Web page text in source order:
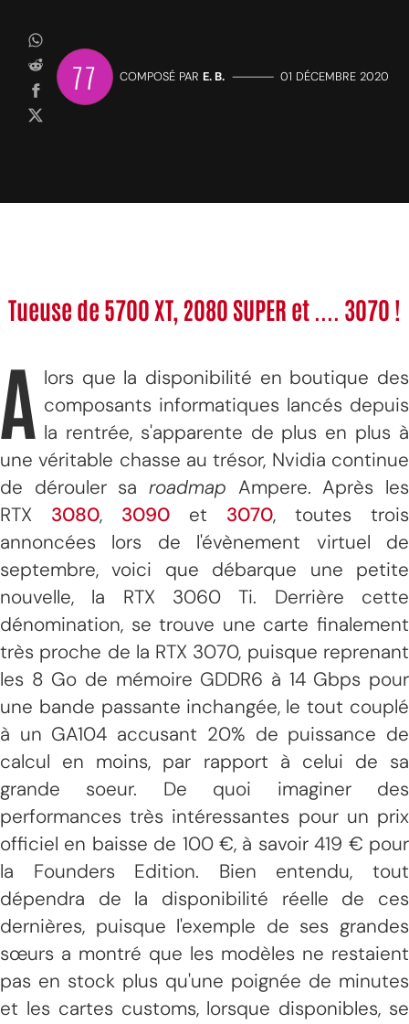
77 COMPOSÉ PAR E. B. ————— 01 DÉCEMBRE 2020
Tueuse de 5700 XT, 2080 SUPER et .... 3070 !
A lors que la disponibilité en boutique des
composants informatiques lancés depuis
la rentrée, s'apparente de plus en plus à
une véritable chasse au trésor, Nvidia continue
de dérouler sa roadmap Ampere. Après les
RTX 3080, 3090 et 3070, toutes trois
annoncées lors de l'évènement virtuel de
septembre, voici que débarque une petite
nouvelle, la RTX 3060 Ti. Derrière cette
dénomination, se trouve une carte finalement
très proche de la RTX 3070, puisque reprenant
les 8 Go de mémoire GDDR6 à 14 Gbps pour
une bande passante inchangée, le tout couplé
à un GA104 accusant 20% de puissance de
calcul en moins, par rapport à celui de sa
grande soeur. De quoi imaginer des
performances très intéressantes pour un prix
officiel en baisse de 100 €, à savoir 419 € pour
la Founders Edition. Bien entendu, tout
dépendra de la disponibilité réelle de ces
dernières, puisque l'exemple de ses grandes
sœurs a montré que les modèles ne restaient
pas en stock plus qu'une poignée de minutes
et les cartes customs, lorsque disponibles, se